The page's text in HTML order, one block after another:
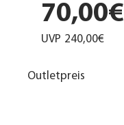
70,00€
UVP 240,00€
Outletpreis